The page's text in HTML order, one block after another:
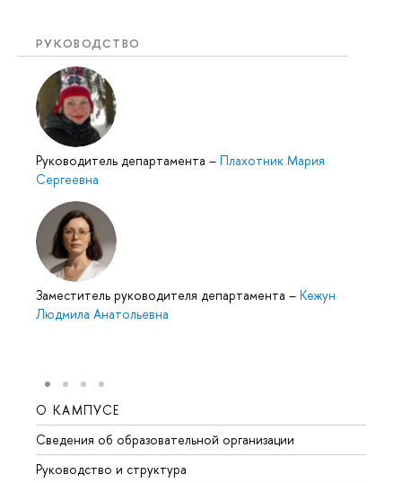
РУКОВОДСТВО
Руководитель департамента – Плахотник Мария
Сергеевна
Заместитель руководителя департамента – Кежун
Людмила Анатольевна
О КАМПУСЕ
Сведения об образовательной организации
Руководство и структура